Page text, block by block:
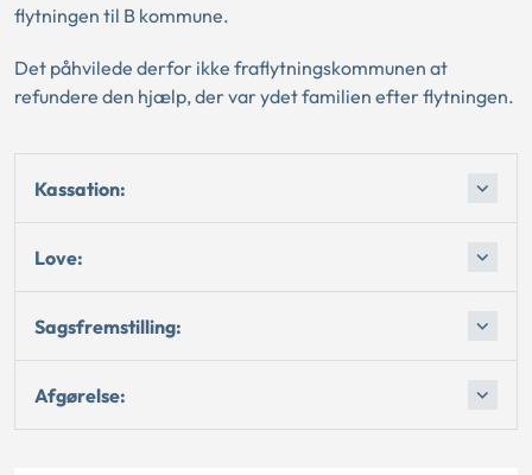
flytningen til B kommune.
Det påhvilede derfor ikke fraflytningskommunen at
refundere den hjælp, der var ydet familien efter flytningen.
Kassation:
Love:
Sagsfremstilling:
Afgørelse: